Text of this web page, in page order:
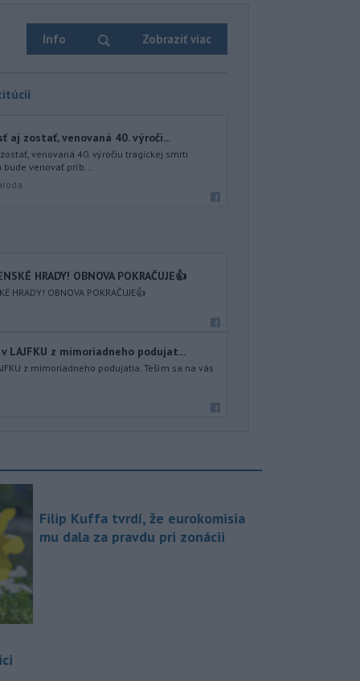
Info Zobraziť viac
aj zostať, venovaná 40. výroči...
venovaná 40. výročiu tragickej smrti
bude venovať príb...
HRADY! OBNOVA POKRAČUJE👍
HRADY! OBNOVA POKRAČUJE👍
LAJFKU z mimoriadneho podujat...
z mimoriadneho podujatia. Teším sa na vás
Filip Kuffa tvrdí, že eurokomisia
mu dala za pravdu pri zonácii